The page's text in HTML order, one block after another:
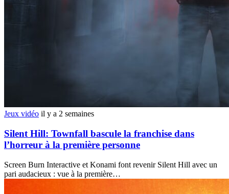
Jeux vidéo il y a 2 semaines
Silent Hill: Townfall bascule la franchise dans
l’horreur à la première personne
Screen Burn Interactive et Konami font revenir Silent Hill avec un
pari audacieux : vue à la première…